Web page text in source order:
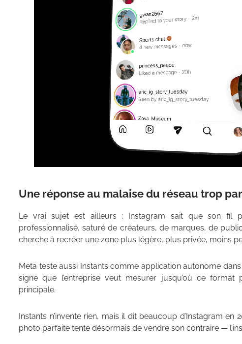
Une réponse au malaise du réseau trop
Le vrai sujet est ailleurs : Instagram sait que son fil
professionnalisé, saturé de créateurs, de marques, de
cherche à recréer une zone plus légère, plus privée, moins
Meta teste aussi Instants comme application autonome dans
signe que l’entreprise veut mesurer jusqu’où ce format
principale.
Instants n’invente rien, mais il dit beaucoup d’Instagram
photo parfaite tente désormais de vendre son contraire —